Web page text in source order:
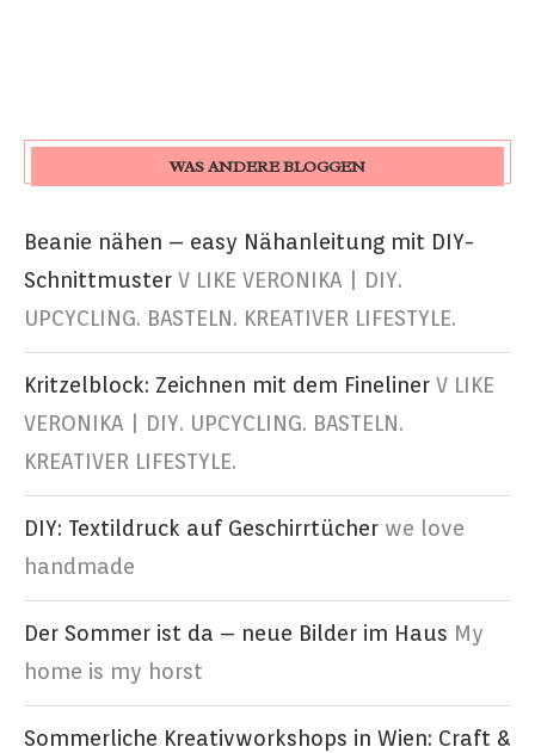
WAS ANDERE BLOGGEN
Beanie nähen – easy Nähanleitung mit DIY-
Schnittmuster V LIKE VERONIKA | DIY.
UPCYCLING. BASTELN. KREATIVER LIFESTYLE.
Kritzelblock: Zeichnen mit dem Fineliner V LIKE
VERONIKA | DIY. UPCYCLING. BASTELN.
KREATIVER LIFESTYLE.
DIY: Textildruck auf Geschirrtücher we love
handmade
Der Sommer ist da – neue Bilder im Haus My
home is my horst
Sommerliche Kreativworkshops in Wien: Craft &